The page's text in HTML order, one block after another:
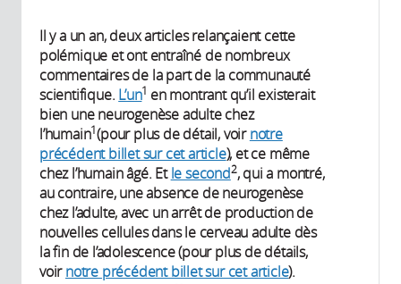
Il y a un an, deux articles relançaient cette
polémique et ont entraîné de nombreux
commentaires de la part de la communauté
scientifique. L’un1 en montrant qu’il existerait
bien une neurogenèse adulte chez
l’humain1(pour plus de détail, voirnotre
précédent billet sur cet article), et ce même
chez l’humain âgé. Etle second2, qui a montré,
au contraire, une absence de neurogenèse
chez l’adulte, avec un arrêt de production de
nouvelles cellules dans le cerveau adulte dès
la fin de l’adolescence (pour plus de détails,
voirnotre précédent billet sur cet article).